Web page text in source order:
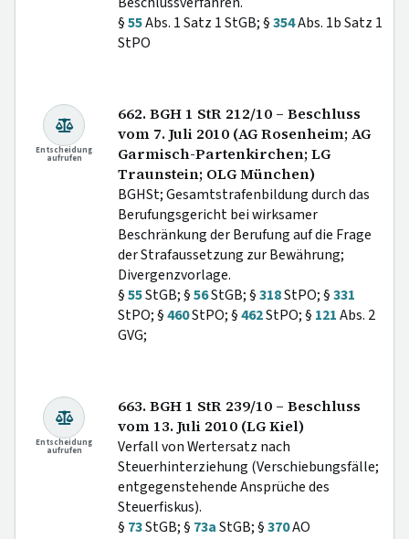
§55Abs. 1 Satz 1 StGB; §354Abs. 1b Satz 1
StPO
Entscheidung
aufrufen
662. BGH 1 StR 212/10 – Beschluss
vom 7. Juli 2010 (AG Rosenheim; AG
Garmisch-Partenkirchen; LG
Traunstein; OLG München)
BGHSt; Gesamtstrafenbildung durch das
Berufungsgericht bei wirksamer
Beschränkung der Berufung auf die Frage
der Strafaussetzung zur Bewährung;
Divergenzvorlage.
§55StGB; §56StGB; §318StPO; §331
StPO; §460StPO; §462StPO; § 121Abs. 2
GVG;
Entscheidung
aufrufen
663. BGH 1 StR 239/10 – Beschluss
vom 13. Juli 2010 (LG Kiel)
Verfall von Wertersatz nach
Steuerhinterziehung (Verschiebungsfälle;
entgegenstehende Ansprüche des
Steuerfiskus).
§ 73StGB; § 73aStGB; §370AO